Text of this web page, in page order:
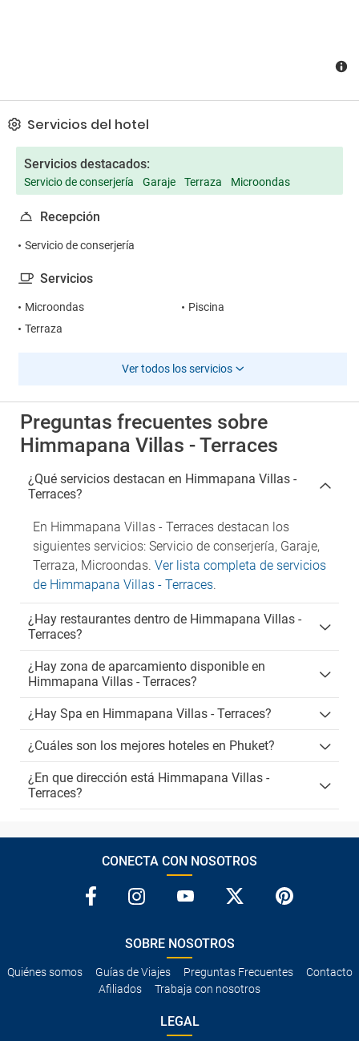
Servicios del hotel
Servicios destacados:
Servicio de conserjería Garaje Terraza Microondas
Recepción
Servicio de conserjería
Servicios
Microondas
Piscina
Terraza
Ver todos los servicios
Preguntas frecuentes sobre
Himmapana Villas - Terraces
¿Qué servicios destacan en Himmapana Villas -
Terraces?
En Himmapana Villas - Terraces destacan los
siguientes servicios: Servicio de conserjería, Garaje,
Terraza, Microondas. Ver lista completa de servicios
de Himmapana Villas - Terraces.
¿Hay restaurantes dentro de Himmapana Villas -
Terraces?
¿Hay zona de aparcamiento disponible en
Himmapana Villas - Terraces?
¿Hay Spa en Himmapana Villas - Terraces?
¿Cuáles son los mejores hoteles en Phuket?
¿En que dirección está Himmapana Villas -
Terraces?
CONECTA CON NOSOTROS
SOBRE NOSOTROS
Quiénes somos Guías de Viajes Preguntas Frecuentes
Contacto
Afiliados
Trabaja con nosotros
LEGAL